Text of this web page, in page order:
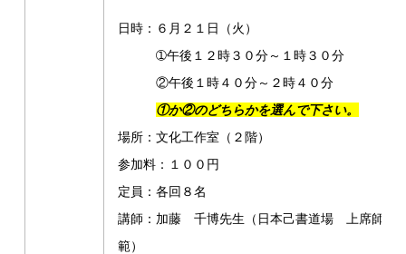
日時：６月２１日（火）
➀午後１２時３０分～１時３０分
②午後１時４０分～２時４０分
①か②のどちらかを選んで下さい。
場所：文化工作室（２階）
参加料：１００円
定員：各回８名
講師：加藤 千博先生（日本己書道場 上席師
範）